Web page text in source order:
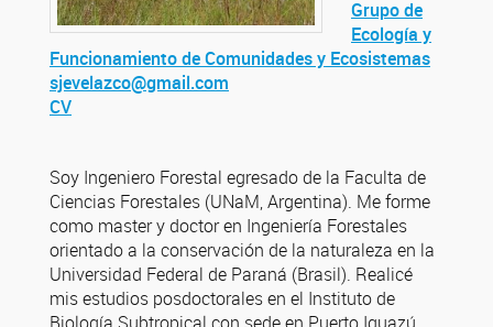
Grupo de
Ecología y
Funcionamiento de Comunidades y Ecosistemas
sjevelazco@gmail.com
CV
Soy Ingeniero Forestal egresado de la Faculta de
Ciencias Forestales (UNaM, Argentina). Me forme
como master y doctor en Ingeniería Forestales
orientado a la conservación de la naturaleza en la
Universidad Federal de Paraná (Brasil). Realicé
mis estudios posdoctorales en el Instituto de